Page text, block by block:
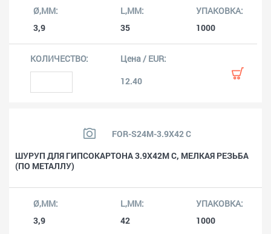
3,9 35 1000
12.40
FOR-S24M-3.9X42 C
ШУРУП ДЛЯ ГИПСОКАРТОНА 3.9X42M C, МЕЛКАЯ РЕЗЬБА
(ПО МЕТАЛЛУ)
3,9 42 1000